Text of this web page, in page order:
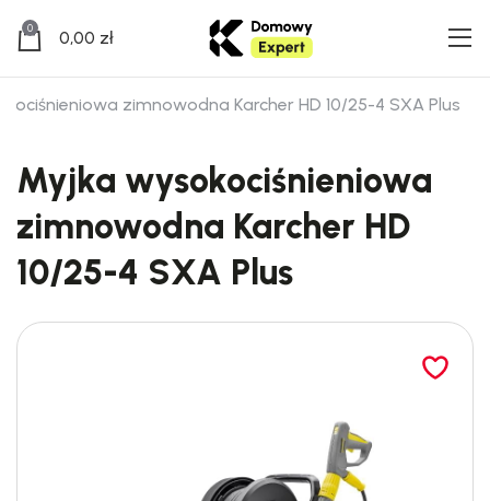
0 0,00 zł
zimnowodna Karcher HD 10/25-4 SXA Plus
Myjka wysokociśnieniowa
zimnowodna Karcher HD
10/25-4 SXA Plus